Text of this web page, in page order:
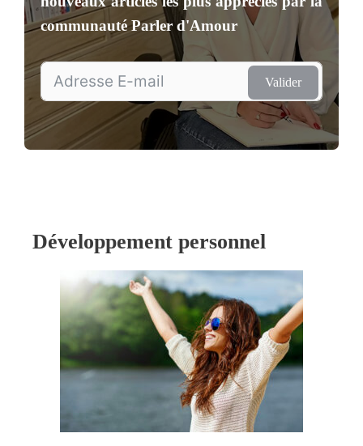
communautéParler d'Amour
Valider
Développement personnel